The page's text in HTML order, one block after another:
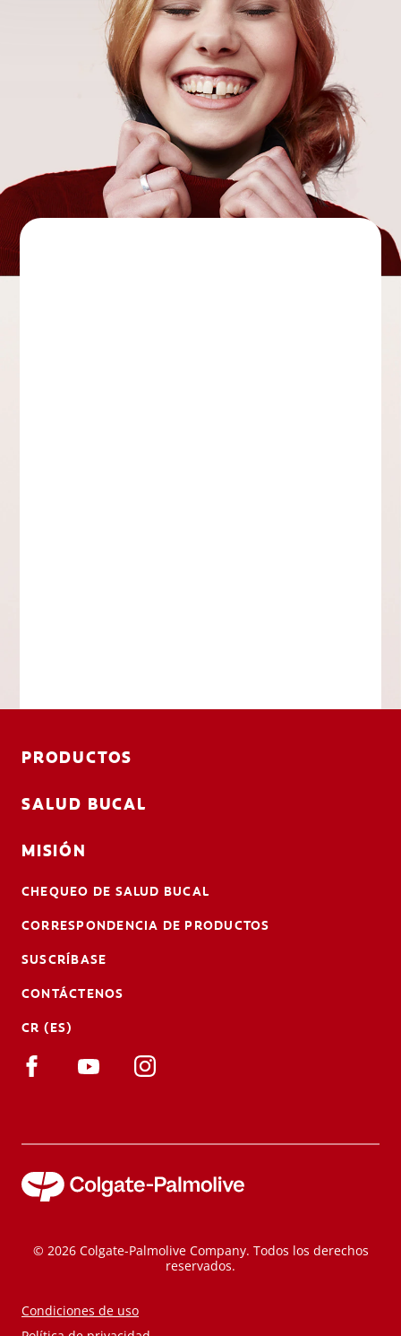
PRODUCTOS
SALUD BUCAL
MISIÓN
CHEQUEO DE SALUD BUCAL
CORRESPONDENCIA DE PRODUCTOS
SUSCRÍBASE
CONTÁCTENOS
CR (ES)
© 2026 Colgate-Palmolive Company. Todos los derechos
reservados.
Condiciones de uso